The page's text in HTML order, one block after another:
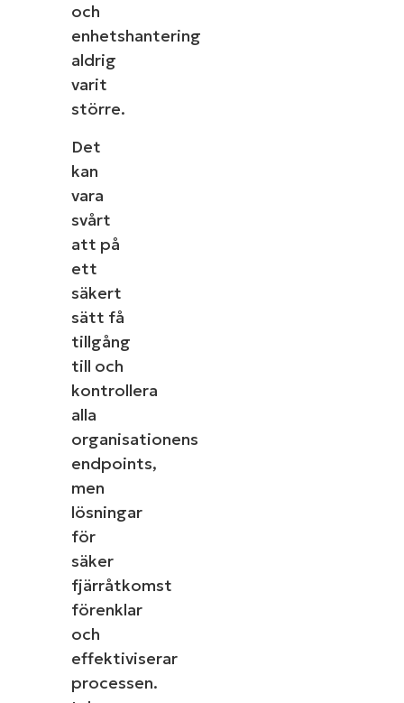
och
enhetshantering
aldrig
varit
större.
Det
kan
vara
svårt
att på
ett
säkert
sätt få
tillgång
till och
kontrollera
alla
organisationens
endpoints,
men
lösningar
för
säker
fjärråtkomst
förenklar
och
effektiviserar
processen.